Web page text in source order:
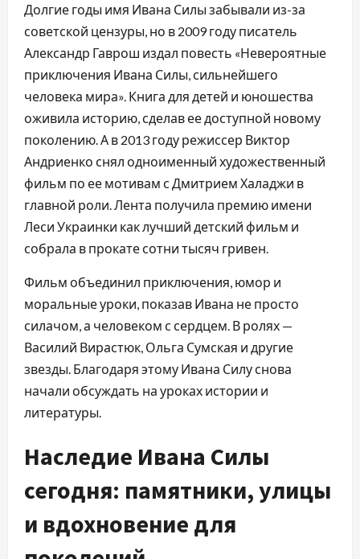
Долгие годы имя Ивана Силы забывали из-за
советской цензуры, но в 2009 году писатель
Александр Гаврош издал повесть «Невероятные
приключения Ивана Силы, сильнейшего
человека мира». Книга для детей и юношества
оживила историю, сделав ее доступной новому
поколению. А в 2013 году режиссер Виктор
Андриенко снял одноименный художественный
фильм по ее мотивам с Дмитрием Халаджи в
главной роли. Лента получила премию имени
Леси Украинки как лучший детский фильм и
собрала в прокате сотни тысяч гривен.
Фильм объединил приключения, юмор и
моральные уроки, показав Ивана не просто
силачом, а человеком с сердцем. В ролях —
Василий Вирастюк, Ольга Сумская и другие
звезды. Благодаря этому Ивана Силу снова
начали обсуждать на уроках истории и
литературы.
Наследие Ивана Силы
сегодня: памятники, улицы
и вдохновение для